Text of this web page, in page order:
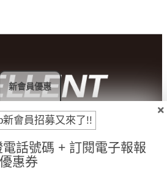
付款方法
會員招募又來了!!
話號碼 + 訂閱電子報報
惠券
新會員優惠